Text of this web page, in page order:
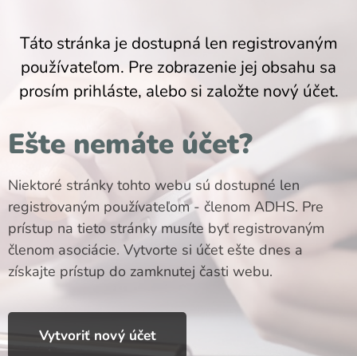
Táto stránka je dostupná len registrovaným
používateľom. Pre zobrazenie jej obsahu sa
prosím prihláste, alebo si založte nový účet.
Ešte nemáte účet?
Niektoré stránky tohto webu sú dostupné len
registrovaným používateľom - členom ADHS. Pre
prístup na tieto stránky musíte byť registrovaným
členom asociácie. Vytvorte si účet ešte dnes a
získajte prístup do zamknutej časti webu.
Vytvoriť nový účet